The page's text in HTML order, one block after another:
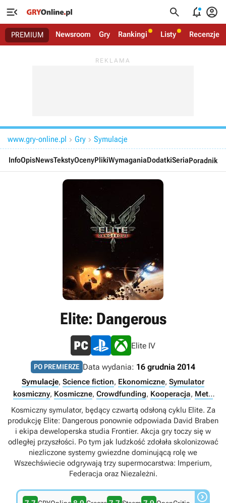
   
PREMIUM Newsroom Gry Rankingi Listy Recenzje
www.gry-online.pl  Gry  Symulacje
InfoOpisNewsTekstyOcenyPlikiWymaganiaDodatkiSeriaPoradnik
Elite: Dangerous
Elite IV
PO PREMIERZE Data wydania: 16 grudnia 2014
Symulacje, Science fiction, Ekonomiczne, Symulator
kosmiczny, Kosmiczne, Crowdfunding, Kooperacja, Meta
Quest / Oculus
Xbox Game Pass Ultimate, PS Plus Premium
PS Plus Extra,Multiplayer,Singleplayer,Internet,Xbox
Game Pass Premium
Kosmiczny symulator, będący czwartą odsłoną cyklu Elite. Za
produkcję Elite: Dangerous ponownie odpowiada David Braben
i ekipa deweloperska studia Frontier. Akcja gry toczy się w
odległej przyszłości. Po tym jak ludzkość zdołała skolonizować
niezliczone systemy gwiezdne dominującą rolę we
Wszechświecie odgrywają trzy supermocarstwa: Imperium,
Federacja oraz Niezależni.
